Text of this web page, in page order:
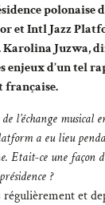
polonaise
et Intl Jazz
Karolina Juzwa,
enjeux d’un tel
française.
l’échange musical
a eu lieu
Etait-ce une façon
?
et